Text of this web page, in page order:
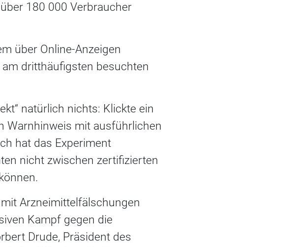
180 000 Verbraucher
über Online-Anzeigen
dritthäufigsten besuchten
natürlich nichts: Klickte ein
Warnhinweis mit ausführlichen
hat das Experiment
nicht zwischen zertifizierten
mit Arzneimittelfälschungen
Kampf gegen die
Drude, Präsident des